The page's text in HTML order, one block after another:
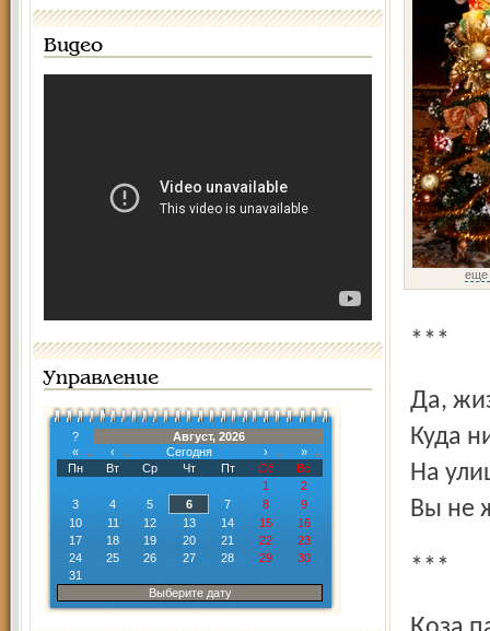
Видео
Управление
?
Август, 2026
«
‹ Сегодня ›
»
Пн
Вт Ср Чт Пт Сб
Вс
1
2
3
4 5 6 7 8
9
10
11 12 13 14 15
16
17
18 19 20 21 22
23
24
25 26 27 28 29
30
31
Выберите дату
еще
***
Да,
Куда
На
Вы не
***